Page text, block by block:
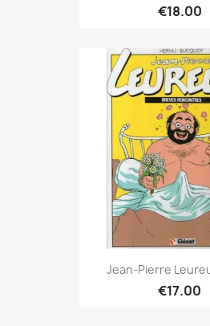
€18.00
Jean-Pierre
€17.00